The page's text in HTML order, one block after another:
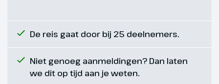
Sonnenplateau zijn namelijk
gevarieerd en indrukwekkend
Hoogtepunt
De reis gaat door bij 25 deelnemers.
Niet genoeg aanmeldingen? Dan laten
we dit op tijd aan je weten.